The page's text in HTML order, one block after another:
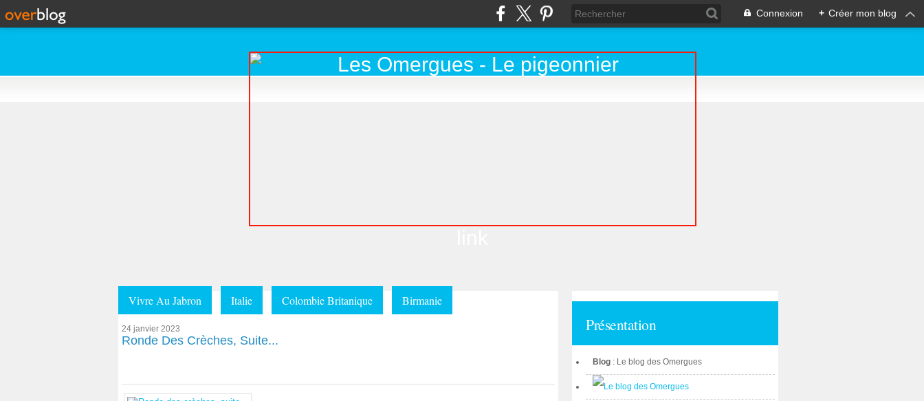
Connexion + Créer mon blog
Vivre Au Jabron Italie Colombie Britanique Birmanie
24 janvier 2023
Ronde Des Crèches, Suite...
Présentation
Blog : Le blog des Omergues